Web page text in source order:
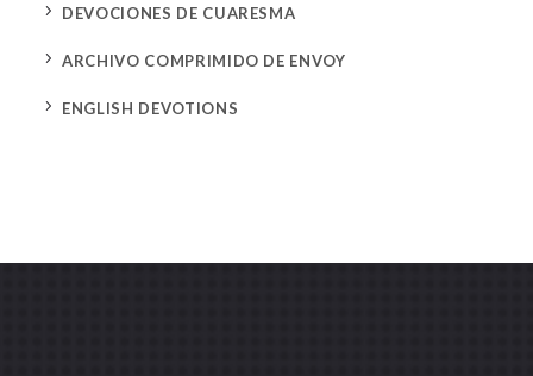
5 DEVOCIONES DE CUARESMA
5 ARCHIVO COMPRIMIDO DE ENVOY
5 ENGLISH DEVOTIONS